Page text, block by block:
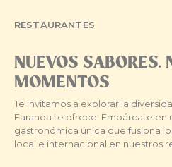
RESTAURANTES
NUEVOS SABORES.
MOMENTOS
Te invitamos a explorar la
Faranda te ofrece. Embárcate en
gastronómica única que fusiona
local e internacional en nuestros